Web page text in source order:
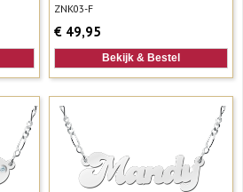
ZNK03-F
€ 49,95
Bekijk & Bestel